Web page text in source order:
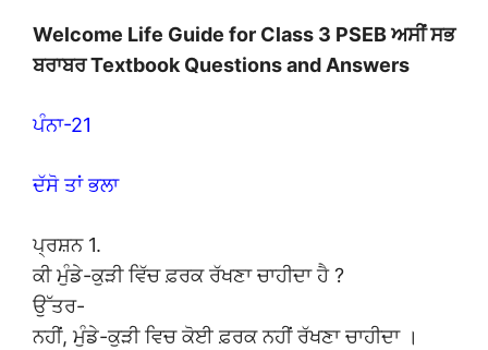
Welcome Life Guide for Class 3 PSEB ਅਸੀਂ ਸਭ
ਬਰਾਬਰ Textbook Questions and Answers
ਪੰਨਾ-21
ਦੱਸੋ ਤਾਂ ਭਲਾ
ਪ੍ਰਸ਼ਨ 1.
ਕੀ ਮੁੰਡੇ-ਕੁੜੀ ਵਿੱਚ ਫ਼ਰਕ ਰੱਖਣਾ ਚਾਹੀਦਾ ਹੈ ?
ਉੱਤਰ-
ਨਹੀਂ, ਮੁੰਡੇ-ਕੁੜੀ ਵਿਚ ਕੋਈ ਫ਼ਰਕ ਨਹੀਂ ਰੱਖਣਾ ਚਾਹੀਦਾ ।